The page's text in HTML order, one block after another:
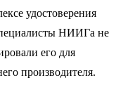
удостоверения
НИИГа не
его для
производителя.